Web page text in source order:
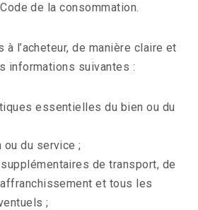
de la consommation.
l’acheteur, de manière claire et
informations suivantes :
essentielles du bien ou du
ou du service ;
de transport, de
et tous les
;